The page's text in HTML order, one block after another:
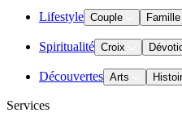
Lifestyle Couple Famille
Spiritualité Croix
Découvertes Arts
Services